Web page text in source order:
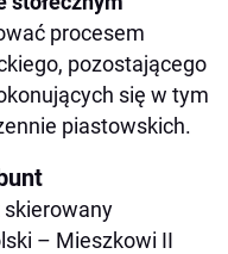
procesem
pozostającego
się w tym
piastowskich.
skierowany
– Mieszkowi II